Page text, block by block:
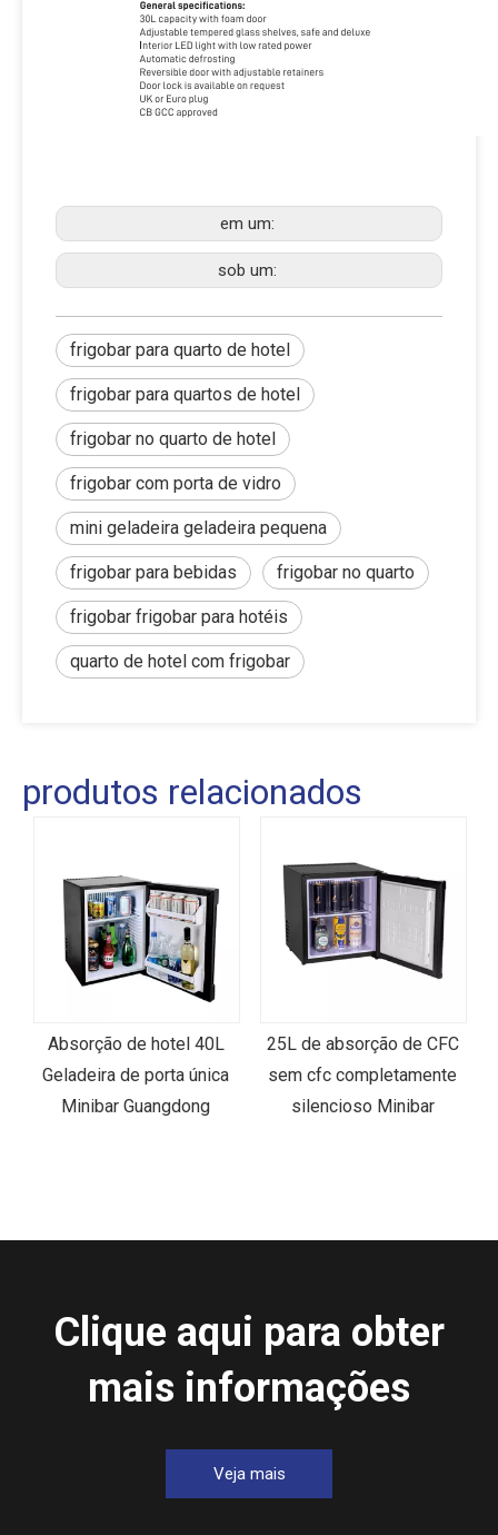
em um:
sob um:
frigobar para quarto de hotel
frigobar para quartos de hotel
frigobar no quarto de hotel
frigobar com porta de vidro
mini geladeira geladeira pequena
frigobar para bebidas frigobar no quarto
frigobar frigobar para hotéis
quarto de hotel com frigobar
produtos relacionados
Absorção de hotel 40L
Geladeira de porta única
Minibar Guangdong
25L de absorção de CFC
sem cfc completamente
silencioso Minibar
Clique aqui para obter
mais informações
Veja mais